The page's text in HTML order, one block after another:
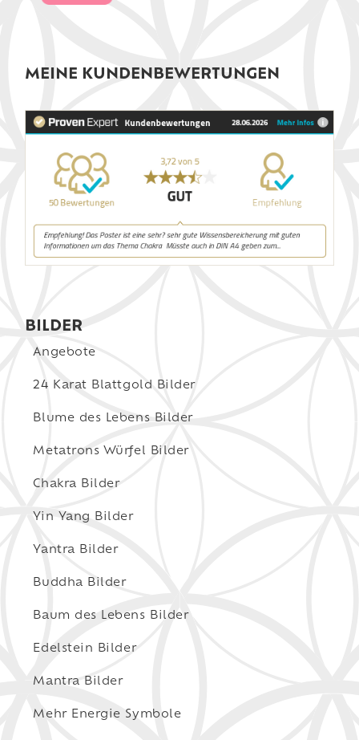
MEINE KUNDENBEWERTUNGEN
BILDER
Angebote
24 Karat Blattgold Bilder
Blume des Lebens Bilder
Metatrons Würfel Bilder
Chakra Bilder
Yin Yang Bilder
Yantra Bilder
Buddha Bilder
Baum des Lebens Bilder
Edelstein Bilder
Mantra Bilder
Mehr Energie Symbole